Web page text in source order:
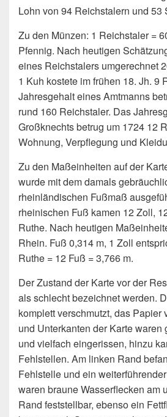
Lohn von 94 Reichstalern und 53
Zu den Münzen: 1 Reichstaler =
Pfennig. Nach heutigen
eines Reichstalers umgerechnet
1 Kuh kostete im frühen 18. Jh. 9
Jahresgehalt eines Amtmanns
rund 160 Reichstaler. Das
Großknechts betrug um 1724 12
Wohnung, Verpflegung und
Zu den Maßeinheiten auf der
wurde mit dem damals
rheinländischen Fußmaß
rheinischen Fuß kamen 12 Zoll,
Ruthe. Nach heutigen
Rhein. Fuß 0,314 m, 1 Zoll
Ruthe = 12 Fuß = 3,766 m.
Der Zustand der Karte vor der
als schlecht bezeichnet werden.
komplett verschmutzt, das Papier
und Unterkanten der Karte waren
und vielfach eingerissen, hinzu
Fehlstellen. Am linken Rand
Fehlstelle und ein
waren braune Wasserflecken am
Rand feststellbar, ebenso ein